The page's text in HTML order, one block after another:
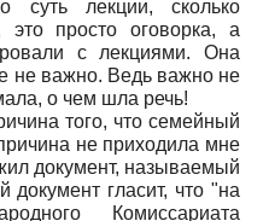
суть лекции, сколько
это просто оговорка, а
с лекциями. Она
не важно. Ведь важно не
о чем шла речь!
того, что семейный
не приходила мне
документ, называемый
гласит, что "на
Комиссариата